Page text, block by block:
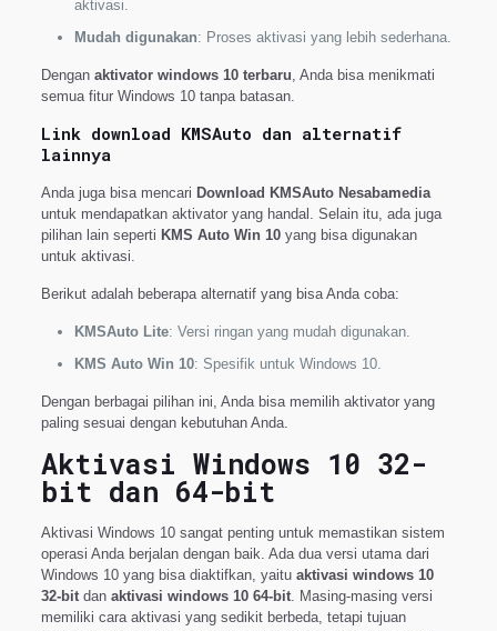
aktivasi.
Mudah digunakan: Proses aktivasi yang lebih sederhana.
Dengan aktivator windows 10 terbaru, Anda bisa menikmati
semua fitur Windows 10 tanpa batasan.
Link download KMSAuto dan alternatif
lainnya
Anda juga bisa mencari Download KMSAuto Nesabamedia
untuk mendapatkan aktivator yang handal. Selain itu, ada juga
pilihan lain seperti KMS Auto Win 10yang bisa digunakan
untuk aktivasi.
Berikut adalah beberapa alternatif yang bisa Anda coba:
KMSAuto Lite: Versi ringan yang mudah digunakan.
KMS Auto Win 10: Spesifik untuk Windows 10.
Dengan berbagai pilihan ini, Anda bisa memilih aktivator yang
paling sesuai dengan kebutuhan Anda.
Aktivasi Windows 10 32-
bit dan 64-bit
Aktivasi Windows 10 sangat penting untuk memastikan sistem
operasi Anda berjalan dengan baik. Ada dua versi utama dari
Windows 10 yang bisa diaktifkan, yaitu aktivasi windows 10
32-bitdan aktivasi windows 10 64-bit. Masing-masing versi
memiliki cara aktivasi yang sedikit berbeda, tetapi tujuan